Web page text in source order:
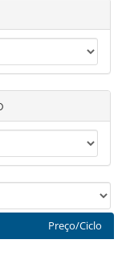
Preço/Ciclo